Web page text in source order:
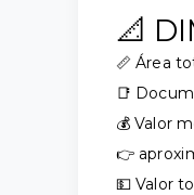
📐
📏 Área
📑
💰 Valor
👉
💵 Valor